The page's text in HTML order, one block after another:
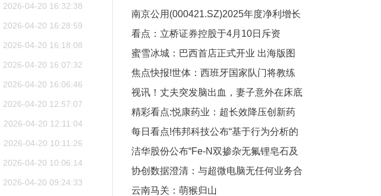
2026-04-20 16:32:38
2026-04-20 16:28:59
2026-04-20 16:18:08
2026-04-20 16:07:32
2026-04-20 16:06:46
2026-04-20 12:57:07
2026-04-20 12:11:04
2026-04-20 10:11:26
2026-04-20 10:06:14
2026-04-20 09:24:33
南京公用(000421.SZ)2025年度净利增长
4.70%至4808.03万元 拟10派0.6元-简讯
看点：立桥证券控股于4月10日斥资
10.03万港元回购35.2万股
蜜雪冰城：巴西首店正式开业 出海版图
持续扩容|每日热议
焦点快报!世体：西班牙国家队门将教练
现身诺坎普考察霍安-加西亚
视讯！丈夫突发脑出血，妻子意外在床底
发现200多枚金币，当场急疯：“这日子没
法过了”
精彩看点:悦康药业：超长效降压创新药
YKYY029注射液II期临床试验启动
每日看点!伟邦科技公布“基于行为分析的
网络入侵智能安防检测方法及系统”专利
洁华股份公布“Fe-N双掺杂无氟锂皂石及
其合成方法、应用和废水处理工艺”专利
协创数据澄清：与超微电脑无任何业务合
作|每日消息
云南马关：萌猴归山